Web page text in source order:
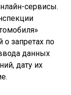
сервисы.
о запретах по
данных
дату их